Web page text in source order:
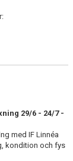
29/6 - 24/7 -
med IF Linnéa
kondition och fys